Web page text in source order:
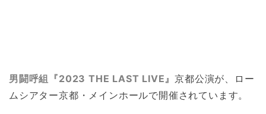
男闘呼組『2023 THE LAST LIVE』京都公演が、ロー
ムシアター京都・メインホールで開催されています。